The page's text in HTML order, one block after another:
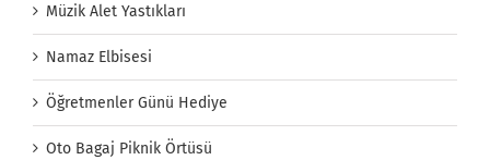
Müzik Alet Yastıkları
Namaz Elbisesi
Öğretmenler Günü Hediye
Oto Bagaj Piknik Örtüsü